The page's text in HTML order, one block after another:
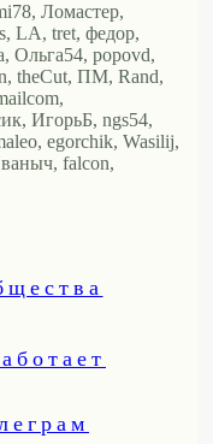
Ломастер,
LA, tret, федор,
Ольга54, popovd,
theCut, ПМ, Rand,
ИгорьБ, ngs54,
egorchik, Wasilij,
falcon,